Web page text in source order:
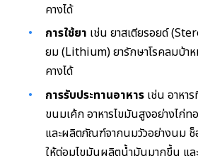
คางได้
การใช้ยา เช่น ยาสเตียรอยด์
ยม (Lithium) ยารักษาโรคลมบ้าห
คางได้
การรับประทานอาหาร เช่น อาหา
ขนมเค้ก อาหารไขมันสูงอย่างไก่
และผลิตภัณฑ์จากนมวัวอย่างนม ช็
ให้ต่อมไขมันผลิตน้ำมันมากขึ้น และ